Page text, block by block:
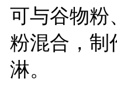
可与谷物粉
粉混合，制
淋。